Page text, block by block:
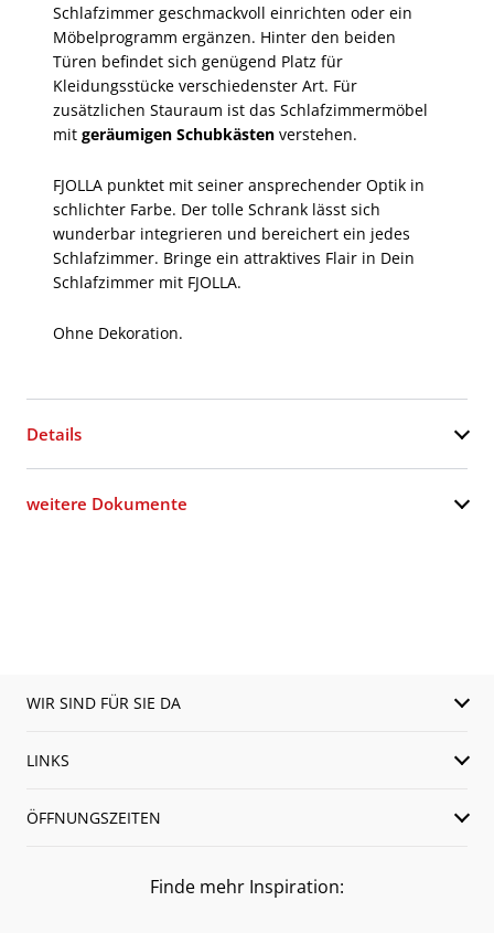
Schlafzimmer geschmackvoll einrichten oder ein
Möbelprogramm ergänzen. Hinter den beiden
Türen befindet sich genügend Platz für
Kleidungsstücke verschiedenster Art. Für
zusätzlichen Stauraum ist das Schlafzimmermöbel
mit geräumigen Schubkästen verstehen.
FJOLLA punktet mit seiner ansprechender Optik in
schlichter Farbe. Der tolle Schrank lässt sich
wunderbar integrieren und bereichert ein jedes
Schlafzimmer. Bringe ein attraktives Flair in Dein
Schlafzimmer mit FJOLLA.
Ohne Dekoration.
Details
weitere Dokumente
WIR SIND FÜR SIE DA
LINKS
ÖFFNUNGSZEITEN
Finde mehr Inspiration: